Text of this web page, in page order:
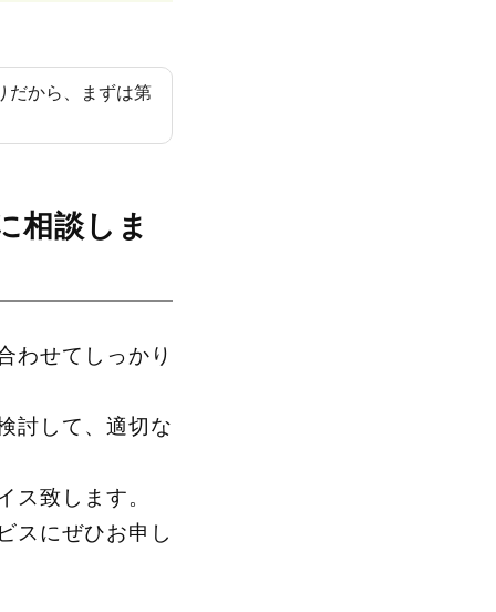
だから、まずは第
相談しま
わせてしっかり
討して、適切な
致します。
スにぜひお申し